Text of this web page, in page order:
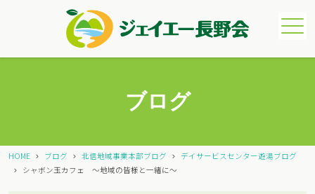
メニュー
ブログ
HOME ブログ 北信地域事業本部ブログ
デイサービスセンター遊湯ブログ
シャボン玉カフェ ～地域の皆様と一緒に～